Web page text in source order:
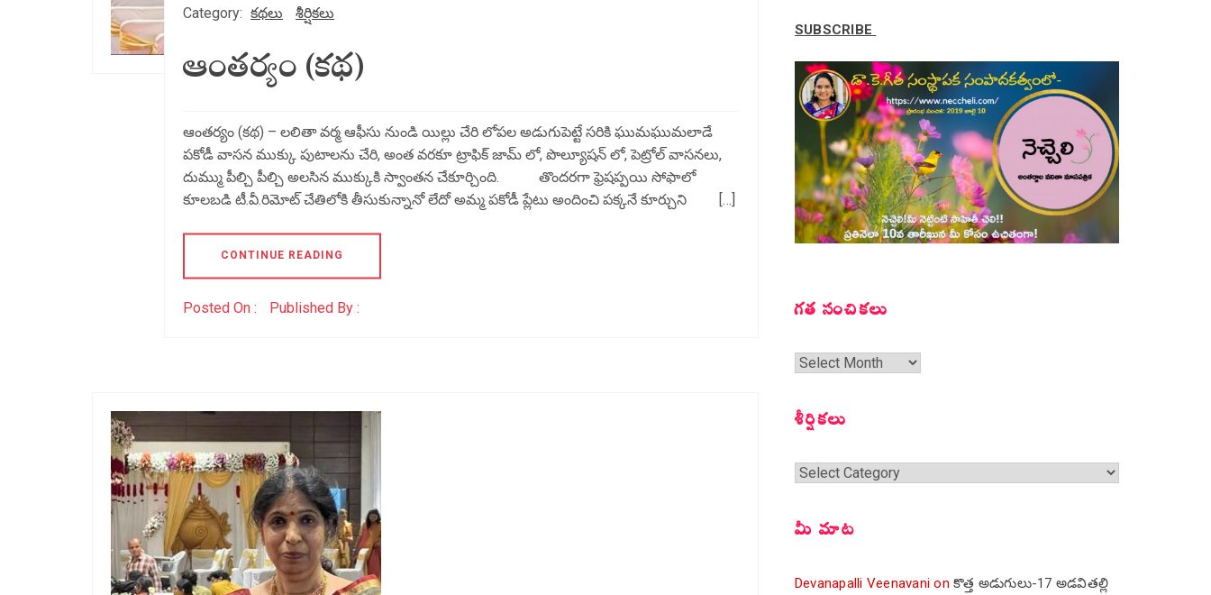
Category: కథలు శీర్షికలు
ఆంతర్యం (కథ)
ఆంతర్యం (కథ) – లలితా వర్మ ఆఫీసు నుండి యిల్లు చేరి లోపల అడుగుపెట్టే సరికి ఘుమఘుమలాడే
పకోడీ వాసన ముక్కు పుటాలను చేరి, అంత వరకూ ట్రాఫిక్ జామ్ లో, పొల్యూషన్ లో, పెట్రోల్ వాసనలు,
దుమ్ము పీల్చి పీల్చి అలసిన ముక్కుకి స్వాంతన చేకూర్చింది. తొందరగా ఫ్రెషప్పయి సోఫాలో
కూలబడి టీ.వీ.రిమోట్ చేతిలోకి తీసుకున్నానో లేదో అమ్మ పకోడీ ప్లేటు అందించి పక్కనే కూర్చుని […]
CONTINUE READING
Posted On : Published By :
SUBSCRIBE
గత సంచికలు
గత
శీర్షికలు
శీర్షికలు
మీ మాట
Devanapalli Veenavani onకొత్త అడుగులు-17 అడవితల్లి